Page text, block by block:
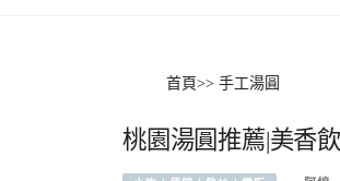
首頁>> 手工湯圓
桃園湯圓推薦|美香